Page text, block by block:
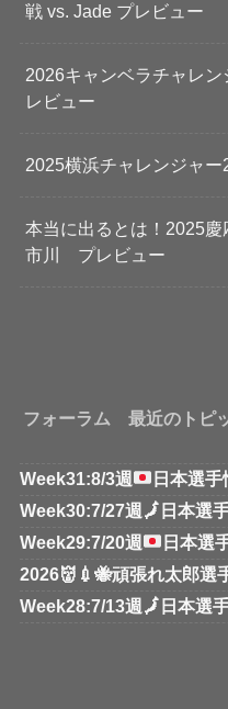
戦 vs. Jade プレビュー
2026キャンベラチャレ
レビュー
2025横浜チャレンジャ
本当に出るとは！2025
市川 プレビュー
フォーラム 最近のトピ
Week31:8/3週 日本選手
Week30:7/27週 🗾 日本選
Week29:7/20週
日本選
2026👹💉🐝頑張れ太郎選
Week28:7/13週 🗾 日本選